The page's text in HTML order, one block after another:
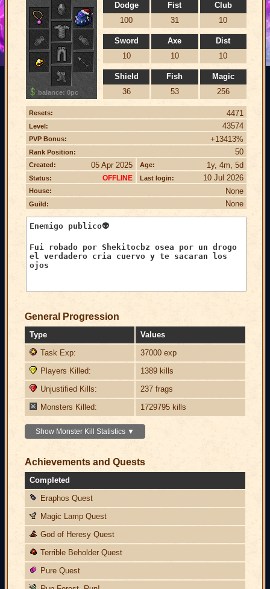
Dodge
100
Fist
31
Club
10
Sword
10
Axe
10
Dist
10
Shield
36
Fish
53
Magic
256
balance: 0pc
Resets: 4471
Level: 43574
PVP Bonus: +13413%
Rank Position: 50
Created: 05 Apr 2025 Age: 1y, 4m, 5d
Status: OFFLINE Last login: 10 Jul 2026
House: None
Guild: None
General Progression
Type
Values
Task Exp:
37000 exp
Players Killed:
1389 kills
Unjustified Kills:
237 frags
Monsters Killed:
1729795 kills
Show Monster Kill Statistics ▼
Achievements and Quests
Completed
Eraphos Quest
Magic Lamp Quest
God of Heresy Quest
Terrible Beholder Quest
Pure Quest